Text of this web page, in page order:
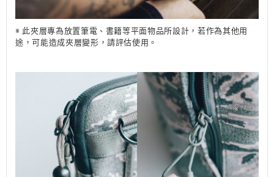
※ 此夾層專為放置筆電、書籍等平面物品所設計，若作為其他用
途，可能造成夾層變形，請評估使用。